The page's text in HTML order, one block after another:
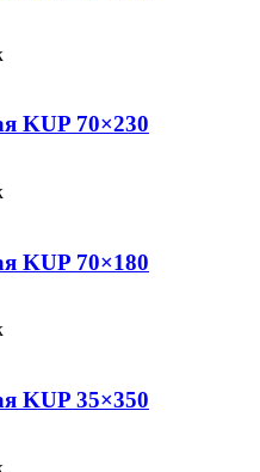
KUP 70×230
KUP 70×180
KUP 35×350